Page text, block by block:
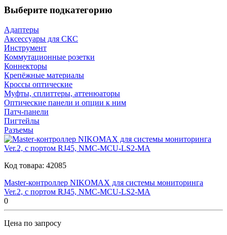
Выберите подкатегорию
Адаптеры
Аксессуары для СКС
Инструмент
Коммутационные розетки
Коннекторы
Крепёжные материалы
Кроссы оптические
Муфты, сплиттеры, аттенюаторы
Оптические панели и опции к ним
Патч-панели
Пигтейлы
Разъемы
Код товара: 42085
Master-контроллер NIKOMAX для системы мониторинга
Ver.2, с портом RJ45, NMC-MCU-LS2-MA
0
Цена по запросу